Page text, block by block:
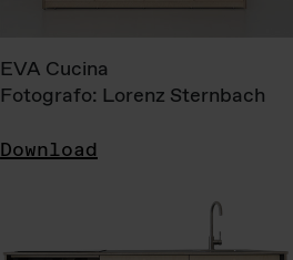
EVA Cucina
Fotografo: Lorenz Sternbach
Download